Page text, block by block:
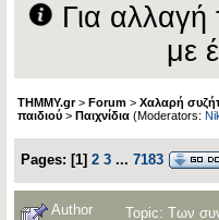
Για
με
THMMY.gr> Forum > Χαλαρή
παιδιού > Παιχνίδια (Moderators:
Pages: [1] 2 3 ... 7183
Author Topic: Των